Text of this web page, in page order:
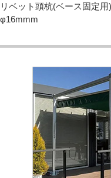
リベット頭杭(ベース固定
φ16mmm